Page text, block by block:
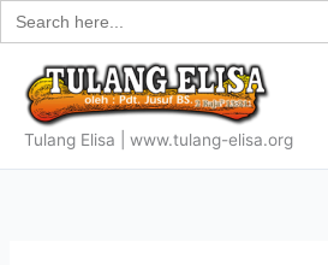
Search
for:
Skip
to
content
Tulang Elisa | www.tulang-elisa.org